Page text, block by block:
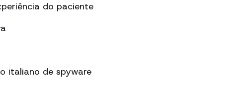
do paciente
italiano de spyware